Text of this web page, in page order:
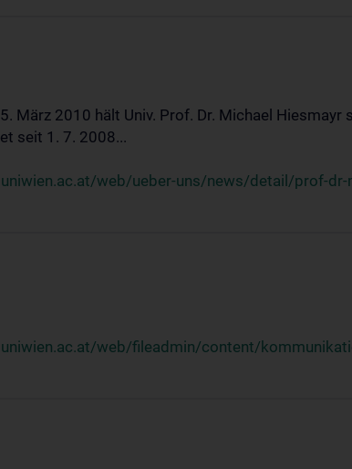
März 2010 hält Univ. Prof. Dr. Michael
seit 1. 7. 2008...
web/ueber-uns/news/detail/prof-
web/fileadmin/content/